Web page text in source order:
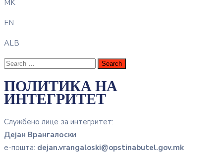
MK
EN
ALB
ПОЛИТИКА НА
ИНТЕГРИТЕТ
Службено лице за интегритет:
Дејан Врангалоски
е-пошта: dejan.vrangaloski@opstinabutel.gov.mk